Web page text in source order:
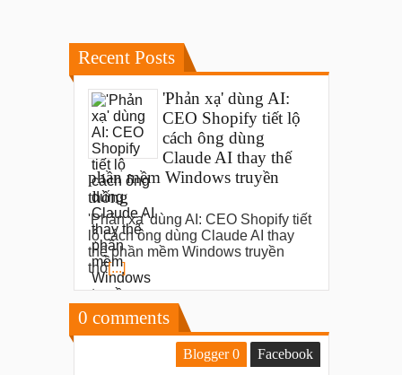
Recent Posts
'Phản xạ' dùng AI:
CEO Shopify tiết lộ
cách ông dùng
Claude AI thay thế
phần mềm Windows truyền
thống
'Phản xạ' dùng AI: CEO Shopify tiết
lộ cách ông dùng Claude AI thay
thế phần mềm Windows truyền
thố[...]
0 comments
Blogger0 Facebook